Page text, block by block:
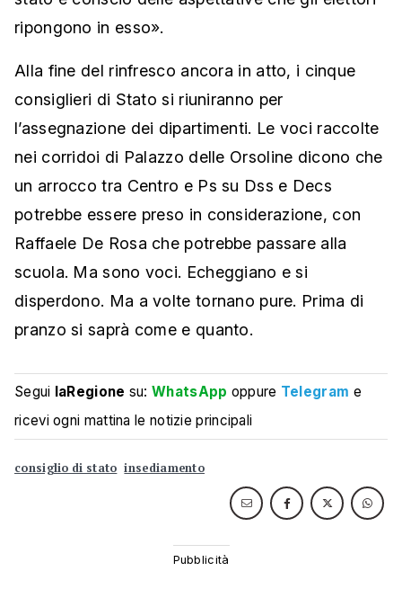
ripongono in esso».
Alla fine del rinfresco ancora in atto, i cinque
consiglieri di Stato si riuniranno per
l’assegnazione dei dipartimenti. Le voci raccolte
nei corridoi di Palazzo delle Orsoline dicono che
un arrocco tra Centro e Ps su Dss e Decs
potrebbe essere preso in considerazione, con
Raffaele De Rosa che potrebbe passare alla
scuola. Ma sono voci. Echeggiano e si
disperdono. Ma a volte tornano pure. Prima di
pranzo si saprà come e quanto.
Segui laRegione su:WhatsApp oppure Telegram e
ricevi ogni mattina le notizie principali
consiglio di stato insediamento